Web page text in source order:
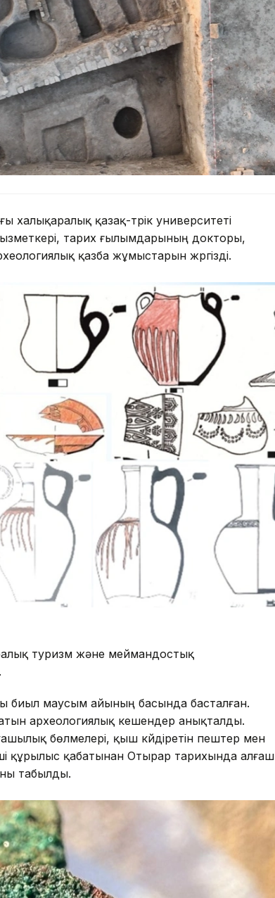
қазақ-түрік университеті
тарих ғылымдарының докторы,
қазба жұмыстарын жүргізді.
туризм және меймандостық
маусым айының басында басталған.
археологиялық кешендер анықталды.
бөлмелері, қыш күйдіретін пештер мен
құрылыс қабатынан Отырар тарихында алғаш
табылды.